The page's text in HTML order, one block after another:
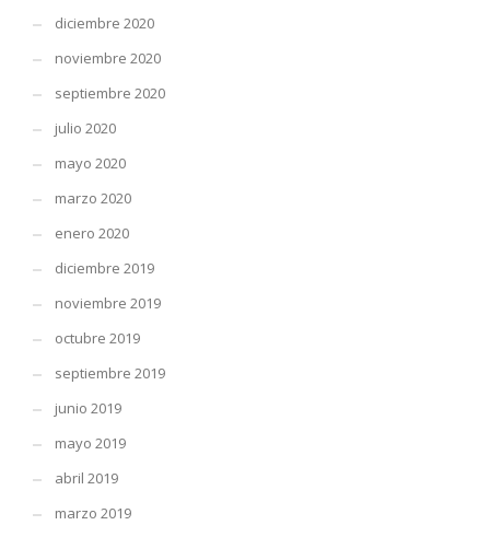
diciembre 2020
noviembre 2020
septiembre 2020
julio 2020
mayo 2020
marzo 2020
enero 2020
diciembre 2019
noviembre 2019
octubre 2019
septiembre 2019
junio 2019
mayo 2019
abril 2019
marzo 2019